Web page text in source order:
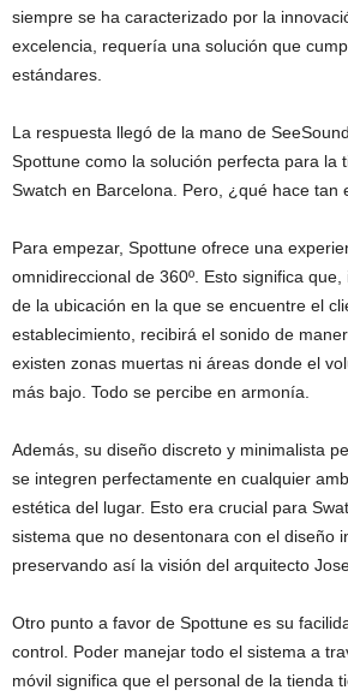
siempre se ha caracterizado por la
excelencia, requería una solución que
estándares.
La respuesta llegó de la mano de
Spottune como la solución perfecta para la
Swatch en Barcelona. Pero, ¿qué hace tan
Para empezar, Spottune ofrece una
omnidireccional de 360º. Esto significa
de la ubicación en la que se encuentre el
establecimiento, recibirá el sonido de
existen zonas muertas ni áreas donde el
más bajo. Todo se percibe en armonía.
Además, su diseño discreto y minimalista
se integren perfectamente en cualquier
estética del lugar. Esto era crucial para
sistema que no desentonara con el diseño
preservando así la visión del arquitecto
Otro punto a favor de Spottune es su
control. Poder manejar todo el sistema a
móvil significa que el personal de la tienda